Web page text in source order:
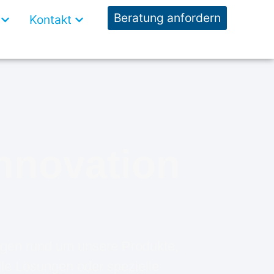
Open Wissen
Kontakt Open KontaktBeratung anfordern